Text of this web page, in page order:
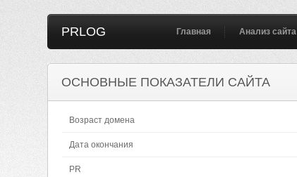
PRLOG Главная Анализ сайта
ОСНОВНЫЕ ПОКАЗАТЕЛИ САЙТА
Возраст домена
Дата окончания
PR